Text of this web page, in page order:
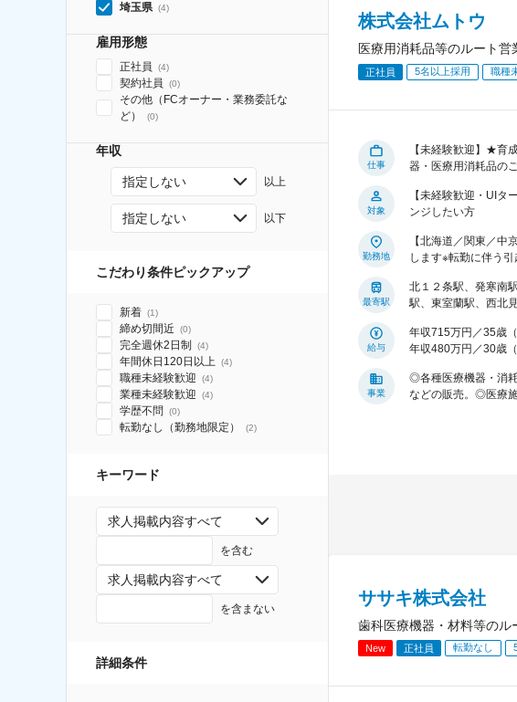
埼玉県 (4)
雇用形態
正社員 (4)
契約社員 (0)
その他（FCオーナー・業務委託な
ど）
(0)
年収
指定しない 以上
指定しない 以下
こだわり条件ピックアップ
新着 (1)
締め切間近 (0)
完全週休2日制 (4)
年間休日120日以上 (4)
職種未経験歓迎 (4)
業種未経験歓迎 (4)
学歴不問 (0)
転勤なし（勤務地限定） (2)
キーワード
求人掲載内容すべて
を含む
求人掲載内容すべて
を含まない
詳細条件
株式会社ムトウ
医療用消耗品等のルート
正社員 5名以上採用 職種
仕事
【未経験歓迎】★育
器・医療用消耗品の
対象
【未経験歓迎・UIタ
ンジしたい方
勤務地
【北海道／関東／中
します※転勤に伴う引
最寄駅
北１２条駅、発寒南
駅、東室蘭駅、西北
給与
年収715万円／35歳
年収480万円／30歳
事業
◎各種医療機器・消
などの販売。◎医療
ササキ株式会社
歯科医療機器・材料等のル
New 正社員 転勤なし